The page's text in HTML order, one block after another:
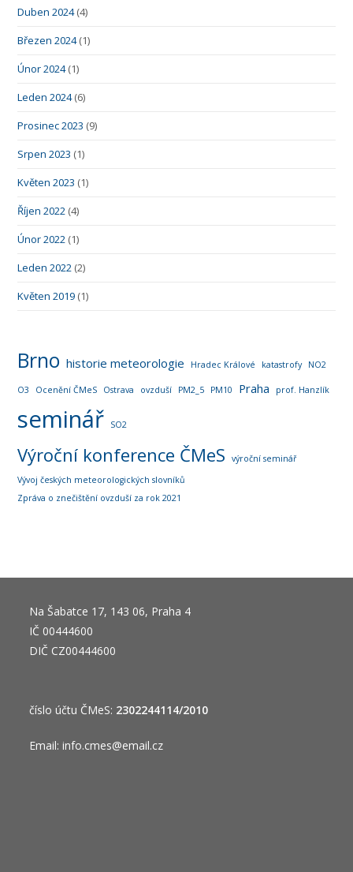
Duben 2024(4)
Březen 2024(1)
Únor 2024(1)
Leden 2024(6)
Prosinec 2023 (9)
Srpen 2023 (1)
Květen 2023 (1)
Říjen 2022 (4)
Únor 2022 (1)
Leden 2022 (2)
Květen 2019 (1)
Brno historie meteorologie Hradec Králové katastrofy NO2
O3 Ocenění ČMeS Ostrava ovzduší PM2_5 PM10 Praha prof. Hanzlík
seminář SO2
Výroční konference ČMeS
výroční seminář
Vývoj českých meteorologických slovníků
Zpráva o znečištění ovzduší za rok 2021
Na Šabatce 17, 143 06, Praha 4
IČ 00444600
DIČ CZ00444600
číslo účtu ČMeS: 2302244114/2010
Email:info.cmes@email.cz